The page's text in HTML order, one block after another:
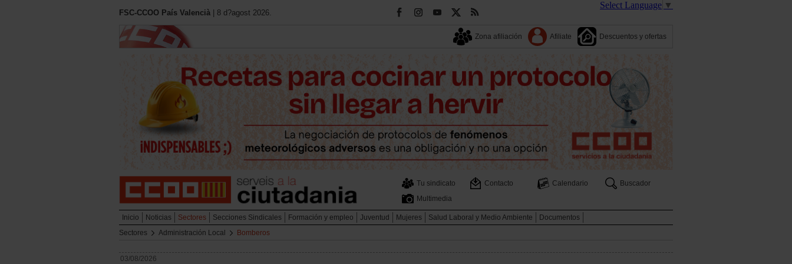
FSC-CCOO País Valencià | 8 d?agost 2026.
Select Language ▼
Zona afiliación Afiliate Descuentos y ofertas
Tu sindicato Contacto Calendario
Buscador
Multimedia
Inicio Noticias Sectores Secciones Sindicales Formación y empleo Juventud Mujeres Salud Laboral y Medio Ambiente
Documentos
Sectores
Administración Local Bomberos
03/08/2026